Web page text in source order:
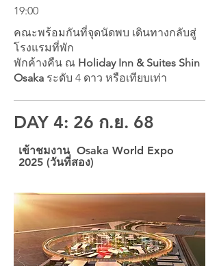
19:00
คณะพร้อมกันที่จุดนัดพบ เดินทางกลับสู่
โรงแรมที่พัก
พักค้างคืน ณ Holiday Inn & Suites Shin
Osaka ระดับ 4 ดาว หรือเทียบเท่า
DAY 4: 26 ก.ย. 68
เข้าชมงาน Osaka World Expo
2025 (วันที่สอง)